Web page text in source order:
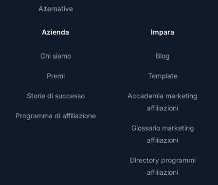
Alternative
Azienda
Chi siamo
Premi
Storie di successo
Programma di affiliazione
Impara
Blog
Template
Accademia marketing
affiliazioni
Glossario marketing
affiliazioni
Directory programmi
affiliazioni